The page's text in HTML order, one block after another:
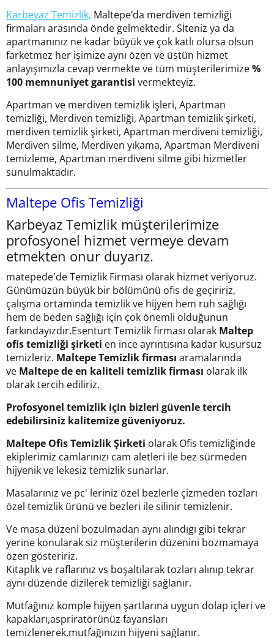
Karbeyaz Temizlik, Maltepe’da merdiven temizliği
firmaları arasında önde gelmektedir. Sİteniz ya da
apartmanınız ne kadar büyük ve çok katlı olursa olsun
farketmez her işimize aynı özen ve üstün hizmet
anlayışımızla cevap vermekte ve tüm müşterilerimize%
100 memnuniyet garantisi vermekteyiz.
Apartman ve merdiven temizlik işleri, Apartman
temizliği, Merdiven temizliği, Apartman temizlik şirketi,
merdiven temizlik şirketi, Apartman merdiveni temizliği,
Merdiven silme, Merdiven yıkama, Apartman Merdiveni
temizleme, Apartman merdiveni silme gibi hizmetler
sunulmaktadır.
Maltepe Ofis Temizliği
Karbeyaz Temizlik müşterilerimize
profosyonel hizmet vermeye devam
etmekten onur duyarız.
matepede'de Temizlik Firması olarak hizmet veriyoruz.
Günümüzün büyük bir bölümünü ofis de geçiririz,
çalışma ortamında temizlik ve hijyen hem ruh sağlığı
hem de beden sağlığı için çok önemli olduğunun
farkındayızdır.Esenturt Temizlik firması olarak Maltep
ofis temizliği şirketi en ince ayrıntısına kadar kusursuz
temizleriz. Maltepe Temizlik firması aramalarında
ve Maltepe de en kaliteli temizlik firması olarak ilk
olarak tercih ediliriz.
Profosyonel temizlik için bizleri güvenle tercih
edebilirsiniz kalitemize güveniyoruz.
Maltepe Ofis Temizlik Şirketi olarak Ofis temizliğinde
ekiplerimiz camlarınızı cam aletleri ile bez sürmeden
hijyenik ve lekesiz temizlik sunarlar.
Masalarınız ve pc' leriniz özel bezlerle çizmeden tozları
özel temizlik ürünü ve bezleri ile silinir temizlenir.
Ve masa düzeni bozulmadan aynı alındıgı gibi tekrar
yerine konularak siz müşterilerin düzenini bozmamaya
özen gösteririz.
Kitaplık ve raflarınız vs boşaltılarak tozları alınıp tekrar
aynı düzende dizilerek temizliği sağlanır.
Mutfağınız komple hijyen şartlarına uygun dolap içleri ve
kapakları,aspriratörünüz fayansları
temizlenerek,mutfağınızın hijyeni sağlanır.